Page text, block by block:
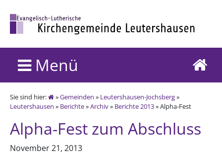
Menü
Sie sind hier: »Gemeinden » Leutershausen-Jochsberg»
Leutershausen » Berichte»Archiv» Berichte 2013» Alpha-Fest
Alpha-Fest zum Abschluss
November 21, 2013